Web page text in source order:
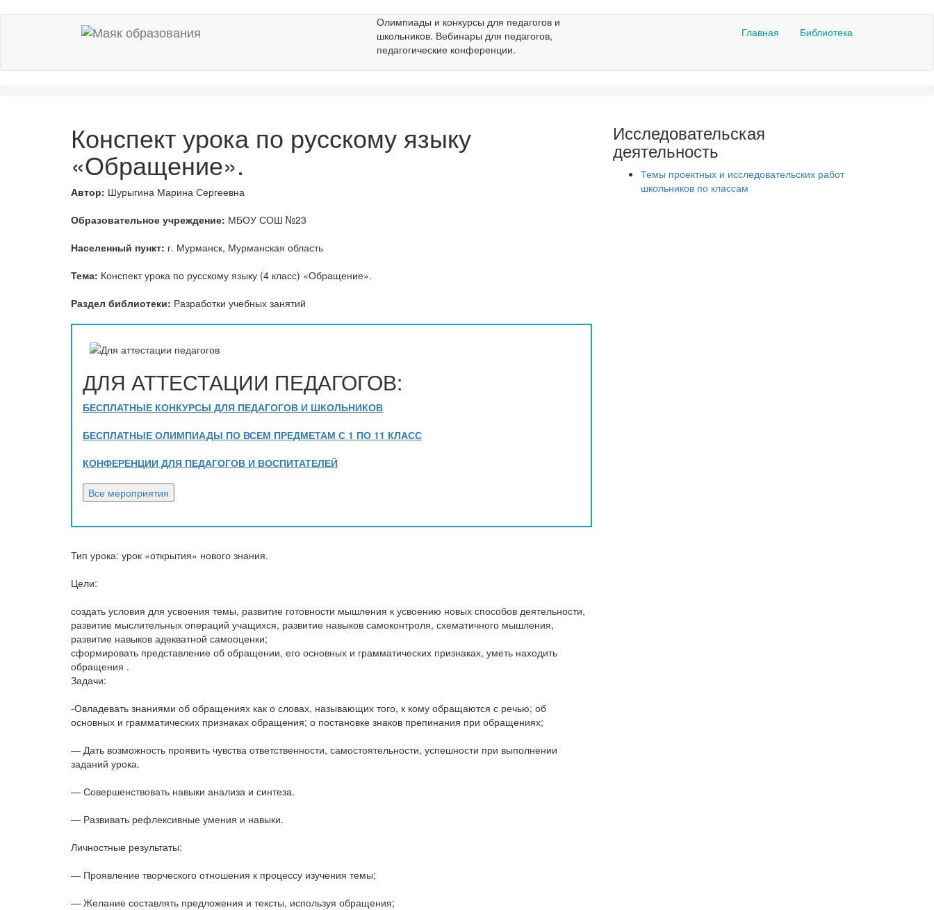
Олимпиады и конкурсы для педагогов и
школьников. Вебинары для педагогов,
педагогические конференции.
Главная Библиотека
Конспект урока по русскому языку
«Обращение».
Автор: Шурыгина Марина Сергеевна
Образовательное учреждение: МБОУ СОШ №23
Населенный пункт: г. Мурманск, Мурманская область
Тема: Конспект урока по русскому языку (4 класс) «Обращение».
Раздел библиотеки: Разработки учебных занятий
ДЛЯ АТТЕСТАЦИИ ПЕДАГОГОВ:
БЕСПЛАТНЫЕ КОНКУРСЫ ДЛЯ ПЕДАГОГОВ И ШКОЛЬНИКОВ
БЕСПЛАТНЫЕ ОЛИМПИАДЫ ПО ВСЕМ ПРЕДМЕТАМ С 1 ПО 11 КЛАСС
КОНФЕРЕНЦИИ ДЛЯ ПЕДАГОГОВ И ВОСПИТАТЕЛЕЙ
Тип урока: урок «открытия» нового знания.
Цели:
создать условия для усвоения темы, развитие готовности мышления к усвоению новых способов деятельности,
развитие мыслительных операций учащихся, развитие навыков самоконтроля, схематичного мышления,
развитие навыков адекватной самооценки;
сформировать представление об обращении, его основных и грамматических признаках, уметь находить
обращения .
Задачи:
-Овладевать знаниями об обращениях как о словах, называющих того, к кому обращаются с речью; об
основных и грамматических признаках обращения; о постановке знаков препинания при обращениях;
— Дать возможность проявить чувства ответственности, самостоятельности, успешности при выполнении
заданий урока.
— Совершенствовать навыки анализа и синтеза.
— Развивать рефлексивные умения и навыки.
Личностные результаты:
— Проявление творческого отношения к процессу изучения темы;
— Желание составлять предложения и тексты, используя обращения;
Исследовательская
деятельность
Темы проектных и исследовательских работ
школьников по классам